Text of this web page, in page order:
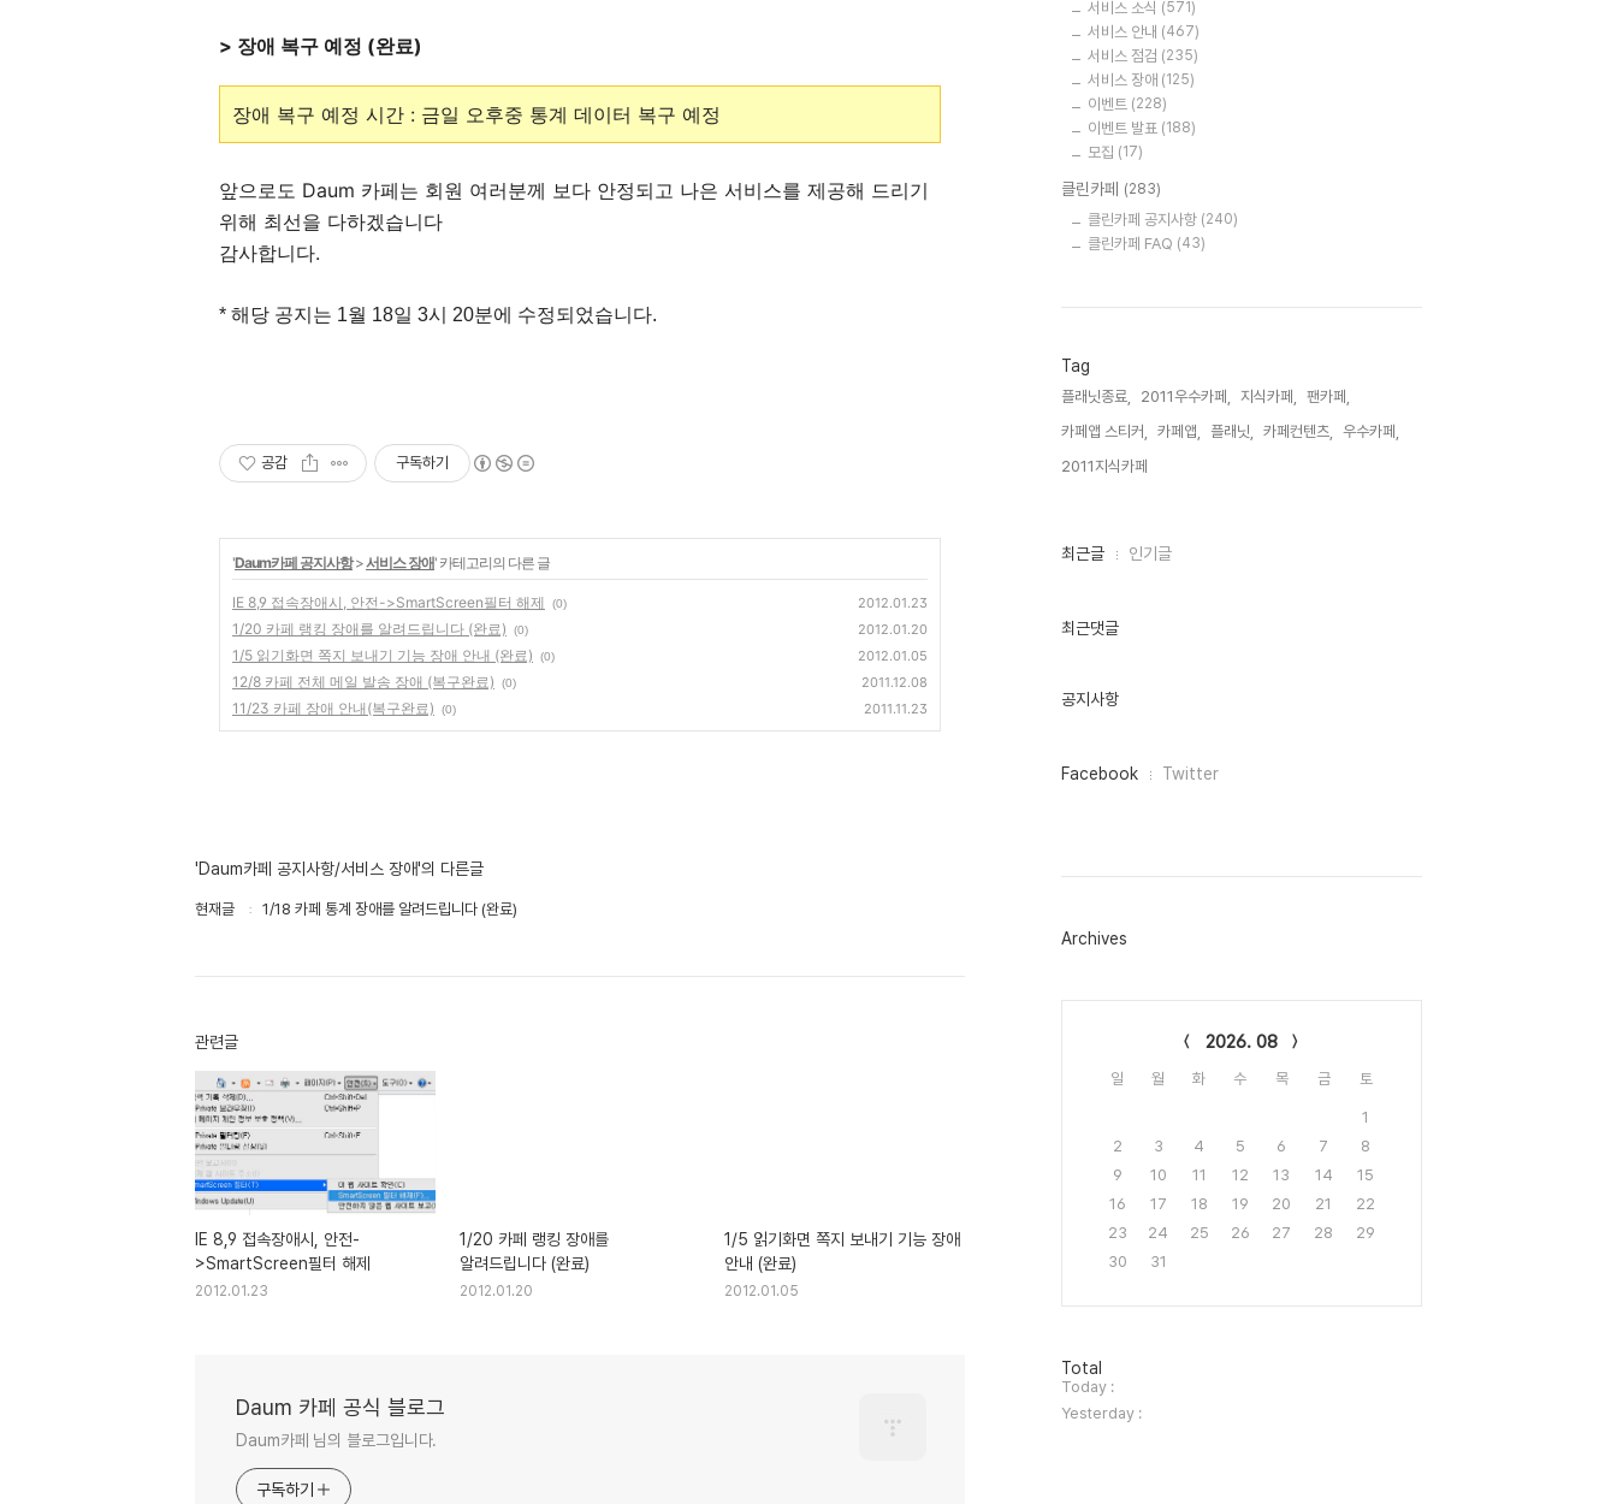
> 장애 복구 예정 (완료)
장애 복구 예정 시간 : 금일 오후중 통계 데이터 복구 예정
앞으로도 Daum 카페는 회원 여러분께 보다 안정되고 나은 서비스를 제공해 드리기
위해 최선을 다하겠습니다
감사합니다.
* 해당 공지는 1월 18일 3시 20분에 수정되었습니다.
공감 구독하기
'Daum카페 공지사항>서비스 장애' 카테고리의 다른 글
IE 8,9 접속장애시, 안전->SmartScreen필터 해제 (0) 2012.01.23
1/20 카페 랭킹 장애를 알려드립니다 (완료) (0) 2012.01.20
1/5 읽기화면 쪽지 보내기 기능 장애 안내 (완료) (0) 2012.01.05
12/8 카페 전체 메일 발송 장애 (복구완료) (0) 2011.12.08
11/23 카페 장애 안내(복구완료) (0) 2011.11.23
'Daum카페 공지사항/서비스 장애'의 다른글
현재글 1/18 카페 통계 장애를 알려드립니다 (완료)
관련글
IE 8,9 접속장애시, 안전-
>SmartScreen필터 해제
2012.01.23
1/20 카페 랭킹 장애를
알려드립니다 (완료)
2012.01.20
1/5 읽기화면 쪽지 보내기 기능 장애
안내 (완료)
2012.01.05
Daum 카페 공식 블로그
Daum카페 님의 블로그입니다.
구독하기
서비스 소식 (571)
서비스 안내 (467)
서비스 점검 (235)
서비스 장애 (125)
이벤트 (228)
이벤트 발표 (188)
모집 (17)
클린카페 (283)
클린카페 공지사항 (240)
클린카페 FAQ (43)
Tag
플래닛종료, 2011우수카페, 지식카페,
팬카페,
카페앱 스티커,
카페앱, 플래닛, 카페컨텐츠,
우수카페,
2011지식카페,
최
인
최근글 인기글
최근댓글
공지사항
페
그
Facebook Twitter
Archives
2026. 08
일 월 화 수 목 금 토
1
2
3 4 5 6 7
8
9
10 11 12 13 14
15
16
17 18 19 20 21
22
23
24 25 26 27 28
29
30
31
방
문
자
수
Total
Today :
Yesterday :